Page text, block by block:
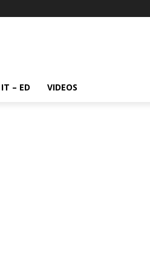
IT – ED VIDEOS